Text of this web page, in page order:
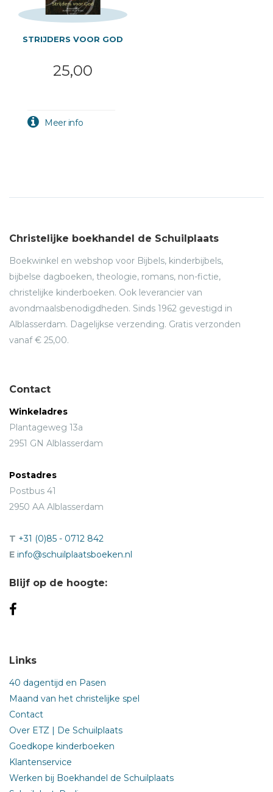
STRIJDERS VOOR GOD
25,00
Christelijke boekhandel de Schuilplaats
Boekwinkel en webshop voor Bijbels, kinderbijbels,
bijbelse dagboeken, theologie, romans, non-fictie,
christelijke kinderboeken. Ook leverancier van
avondmaalsbenodigdheden. Sinds 1962 gevestigd in
Alblasserdam. Dagelijkse verzending. Gratis verzonden
vanaf € 25,00.
Contact
Winkeladres
Plantageweg 13a
2951 GN Alblasserdam
Postadres
Postbus 41
2950 AA Alblasserdam
T +31 (0)85 - 0712 842
E info@schuilplaatsboeken.nl
Blijf op de hoogte:
Links
40 dagentijd en Pasen
Maand van het christelijke spel
Contact
Over ETZ | De Schuilplaats
Goedkope kinderboeken
Klantenservice
Werken bij Boekhandel de Schuilplaats